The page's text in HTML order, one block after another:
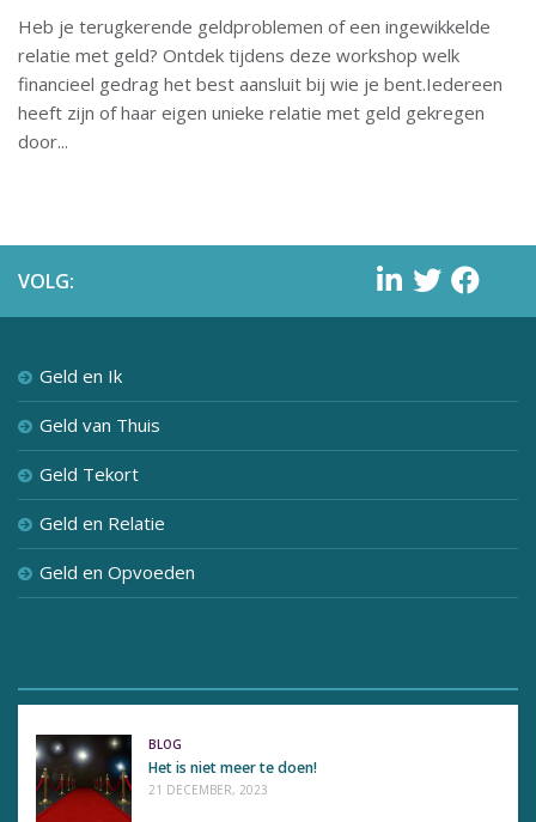
Heb je terugkerende geldproblemen of een ingewikkelde
relatie met geld? Ontdek tijdens deze workshop welk
financieel gedrag het best aansluit bij wie je bent.Iedereen
heeft zijn of haar eigen unieke relatie met geld gekregen
door...
VOLG:
Geld en Ik
Geld van Thuis
Geld Tekort
Geld en Relatie
Geld en Opvoeden
BLOG
Het is niet meer te doen!
21 DECEMBER, 2023